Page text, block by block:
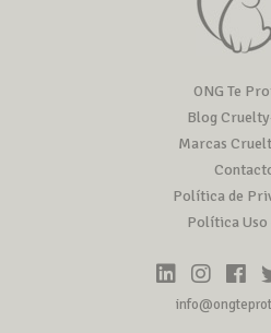
ONG Te
Blog
Marcas
Política de
Política Uso